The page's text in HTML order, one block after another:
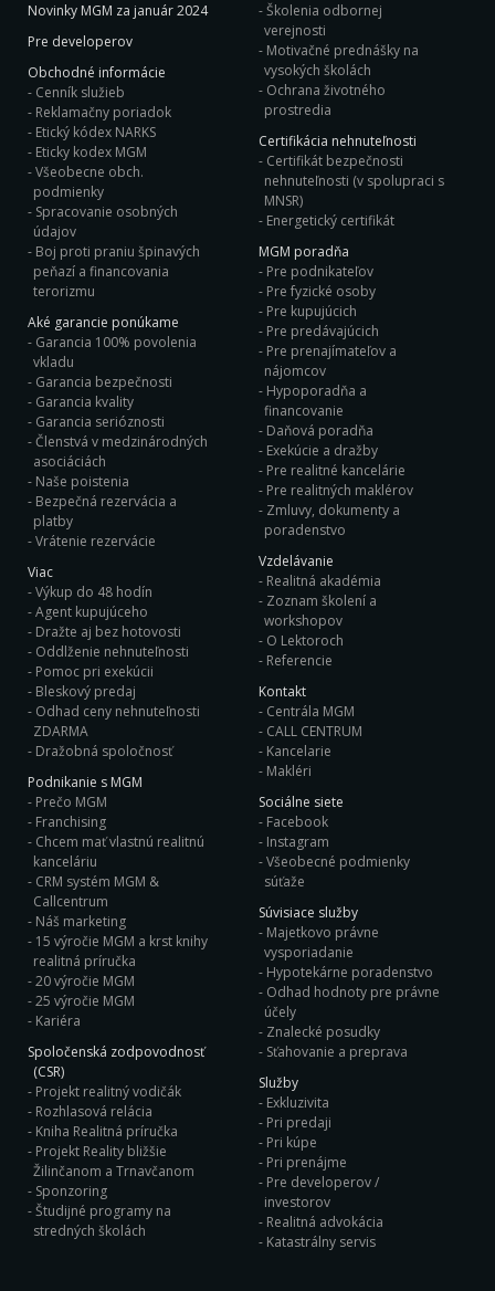
Novinky MGM za január 2024
Pre developerov
Obchodné informácie
Cenník služieb
Reklamačny poriadok
Etický kódex NARKS
Eticky kodex MGM
Všeobecne obch.
podmienky
Spracovanie osobných
údajov
Boj proti praniu špinavých
peňazí a financovania
terorizmu
Aké garancie ponúkame
Garancia 100% povolenia
vkladu
Garancia bezpečnosti
Garancia kvality
Garancia serióznosti
Členstvá v medzinárodných
asociáciách
Naše poistenia
Bezpečná rezervácia a
platby
Vrátenie rezervácie
Viac
Výkup do 48 hodín
Agent kupujúceho
Dražte aj bez hotovosti
Oddlženie nehnuteľnosti
Pomoc pri exekúcii
Bleskový predaj
Odhad ceny nehnuteľnosti
ZDARMA
Dražobná spoločnosť
Podnikanie s MGM
Prečo MGM
Franchising
Chcem mať vlastnú realitnú
kanceláriu
CRM systém MGM &
Callcentrum
Náš marketing
15 výročie MGM a krst knihy
realitná príručka
20 výročie MGM
25 výročie MGM
Kariéra
Spoločenská zodpovodnosť
(CSR)
Projekt realitný vodičák
Rozhlasová relácia
Kniha Realitná príručka
Projekt Reality bližšie
Žilinčanom a Trnavčanom
Sponzoring
Študijné programy na
stredných školách
Školenia odbornej
verejnosti
Motivačné prednášky na
vysokých školách
Ochrana životného
prostredia
Certifikácia nehnuteľnosti
Certifikát bezpečnosti
nehnuteľnosti (v spolupraci s
MNSR)
Energetický certifikát
MGM poradňa
Pre podnikateľov
Pre fyzické osoby
Pre kupujúcich
Pre predávajúcich
Pre prenajímateľov a
nájomcov
Hypoporadňa a
financovanie
Daňová poradňa
Exekúcie a dražby
Pre realitné kancelárie
Pre realitných maklérov
Zmluvy, dokumenty a
poradenstvo
Vzdelávanie
Realitná akadémia
Zoznam školení a
workshopov
O Lektoroch
Referencie
Kontakt
Centrála MGM
CALL CENTRUM
Kancelarie
Makléri
Sociálne siete
Facebook
Instagram
Všeobecné podmienky
súťaže
Súvisiace služby
Majetkovo právne
vysporiadanie
Hypotekárne poradenstvo
Odhad hodnoty pre právne
účely
Znalecké posudky
Sťahovanie a preprava
Služby
Exkluzivita
Pri predaji
Pri kúpe
Pri prenájme
Pre developerov /
investorov
Realitná advokácia
Katastrálny servis